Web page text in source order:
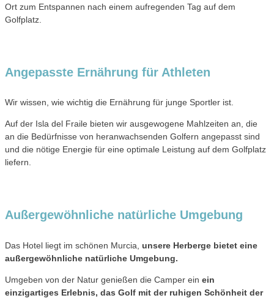
Ort zum Entspannen nach einem aufregenden Tag auf dem
Golfplatz.
Angepasste Ernährung für Athleten
Wir wissen, wie wichtig die Ernährung für junge Sportler ist.
Auf der Isla del Fraile bieten wir ausgewogene Mahlzeiten an, die
an die Bedürfnisse von heranwachsenden Golfern angepasst sind
und die nötige Energie für eine optimale Leistung auf dem Golfplatz
liefern.
Außergewöhnliche natürliche Umgebung
Das Hotel liegt im schönen Murcia, unsere Herberge bietet eine
außergewöhnliche natürliche Umgebung.
Umgeben von der Natur genießen die Camper ein ein
einzigartiges Erlebnis, das Golf mit der ruhigen Schönheit der